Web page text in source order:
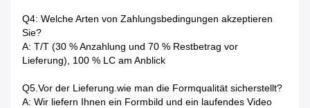
Q4: Welche Arten von Zahlungsbedingungen akzeptieren
Sie?
A: T/T (30 % Anzahlung und 70 % Restbetrag vor
Lieferung), 100 % LC am Anblick
Q5.Vor der Lieferung.wie man die Formqualität sicherstellt?
A: Wir liefern Ihnen ein Formbild und ein laufendes Video